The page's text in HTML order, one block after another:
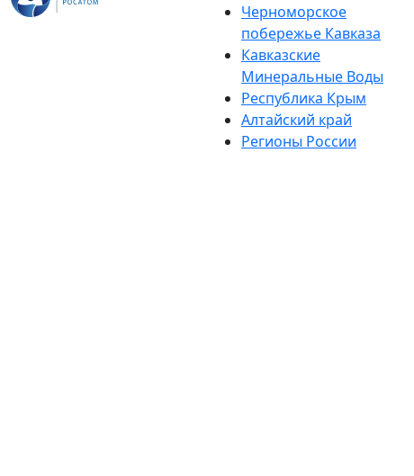
Черноморское
побережье Кавказа
Кавказские
Минеральные Воды
Республика Крым
Алтайский край
Регионы России